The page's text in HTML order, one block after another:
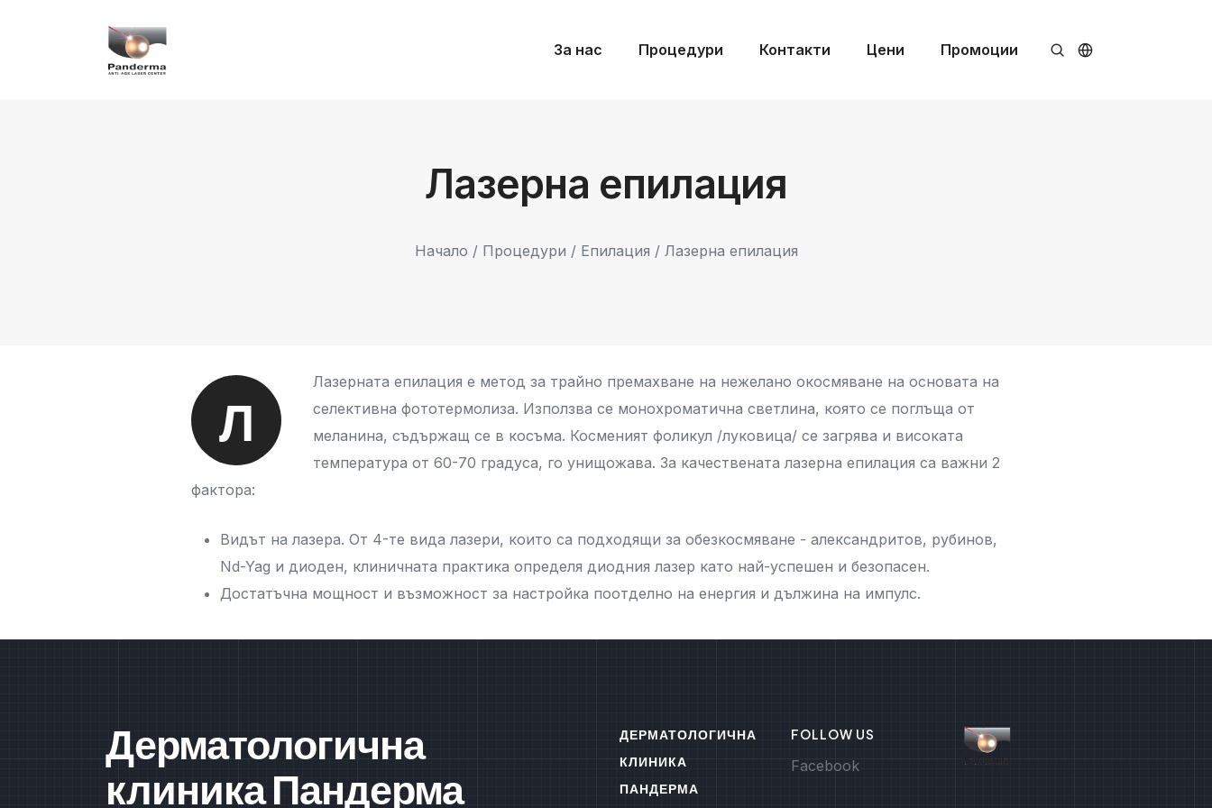
За нас Процедури Контакти Цени Промоции
Лазерна епилация
Начало / Процедури / Епилация / Лазерна епилация
Л
Лазерната епилация е метод за трайно премахване на нежелано окосмяване на основата на
селективна фототермолиза. Използва се монохроматична светлина, която се поглъща от
меланина, съдържащ се в косъма. Косменият фоликул /луковица/ се загрява и високата
температура от 60-70 градуса, го унищожава. За качествената лазерна епилация са важни 2
фактора:
Видът на лазера. От 4-те вида лазери, които са подходящи за обезкосмяване - александритов, рубинов,
Nd-Yag и диоден, клиничната практика определя диодния лазер като най-успешен и безопасен.
Достатъчна мощност и възможност за настройка поотделно на енергия и дължина на импулс.
Дерматологична
клиника Пандерма
ДЕРМАТОЛОГИЧНА
КЛИНИКА
ПАНДЕРМА
FOLLOW US
Facebook